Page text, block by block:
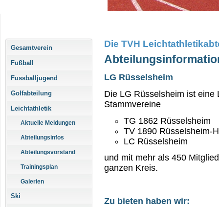
Die TVH
LG Rüsselsheim
Die LG Rüsselsheim ist
Stammvereine
TG 1862 Rüsselsheim
TV 1890 Rüsselsheim-
LC Rüsselsheim
und mit mehr als 450
ganzen Kreis.
Zu bieten haben wir:
Gesamtverein
Fußball
Fussballjugend
Golfabteilung
Leichtathletik
Aktuelle Meldungen
Abteilungsinfos
Abteilungsvorstand
Trainingsplan
Galerien
Ski